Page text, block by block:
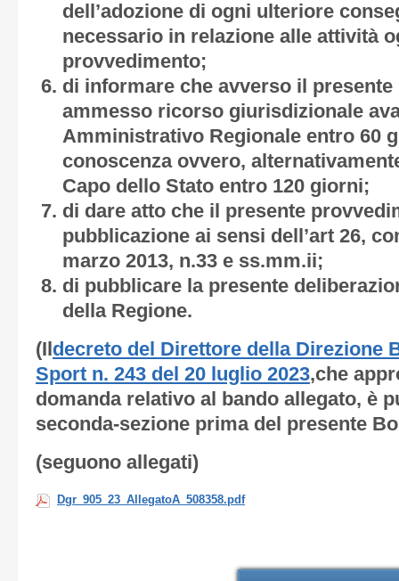
dell’adozione di ogni ulteriore
necessario in relazione alle attività
provvedimento;
di informare che avverso il
ammesso ricorso giurisdizionale
Amministrativo Regionale entro 60
conoscenza ovvero,
Capo dello Stato entro 120 giorni;
di dare atto che il presente
pubblicazione ai sensi dell’art 26,
marzo 2013, n.33 e ss.mm.ii;
di pubblicare la presente
della Regione.
(Il decreto del Direttore della Direzione
Sport n. 243 del 20 luglio 2023,che
domanda relativo al bando allegato, è
seconda-sezione prima del presente
(seguono allegati)
Dgr_905_23_AllegatoA_508358.pdf